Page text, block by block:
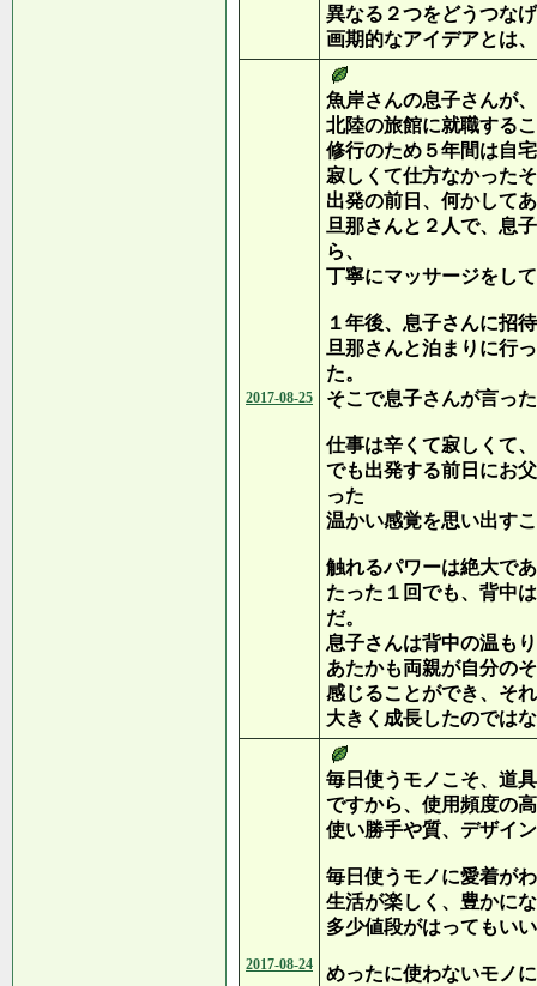
異なる２つをどうつな
画期的なアイデアとは
2017-08-25
魚岸さんの息子さんが
北陸の旅館に就職する
修行のため５年間は自
寂しくて仕方なかった
出発の前日、何かして
旦那さんと２人で、息
ら、
丁寧にマッサージをし
１年後、息子さんに招
旦那さんと泊まりに行
た。
そこで息子さんが言っ
仕事は辛くて寂しくて
でも出発する前日にお
った
温かい感覚を思い出す
触れるパワーは絶大で
たった１回でも、背中
だ。
息子さんは背中の温も
あたかも両親が自分の
感じることができ、そ
大きく成長したのでは
2017-08-24
毎日使うモノこそ、道
ですから、使用頻度の
使い勝手や質、デザイ
毎日使うモノに愛着が
生活が楽しく、豊かに
多少値段がはってもい
めったに使わないモノ